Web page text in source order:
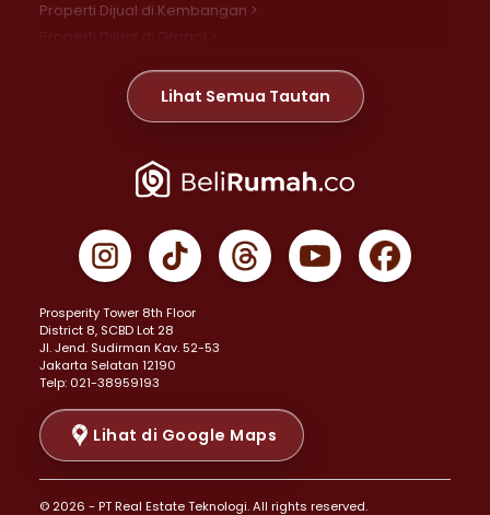
Properti Dijual di Kembangan >
Properti Dijual di Meruya >
Properti Dijual di Jelambar >
Properti Dijual di Jakarta Pusat >
Properti Dijual di Gambir >
Properti Dijual di Johar Baru >
Properti Dijual di Menteng >
Properti Dijual di Senen >
Properti Dijual di Tanah Abang >
Properti Dijual di Cikini >
Properti Dijual di Kramat >
Properti Dijual di Pasar Baru >
Properti Dijual di Bendungan Hilir >
Lihat Semua Tautan
Prosperity Tower 8th Floor
District 8, SCBD Lot 28
JI. Jend. Sudirman Kav. 52-53
Jakarta Selatan 12190
Telp: 021-38959193
Lihat di Google Maps
© 2026 - PT Real Estate Teknologi. All rights reserved.